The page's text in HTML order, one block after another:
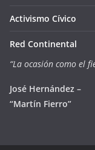
Activismo Cívico
Red Continental
“La ocasión como el
José Hernández –
“Martín Fierro”